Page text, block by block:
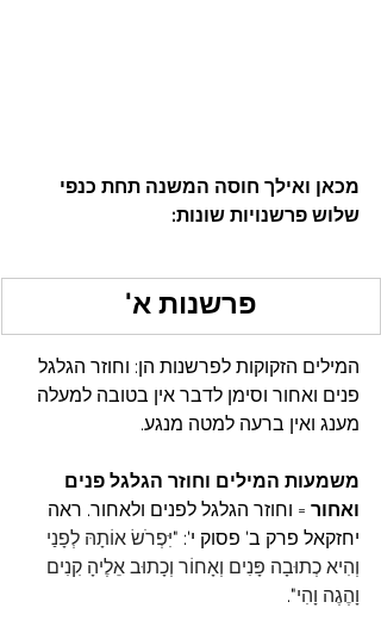
מכאן ואילך חוסה המשנה תחת כנפי
שלוש פרשנויות שונות:
פרשנות א'
המילים הזקוקות לפרשנות הן: וחוזר הגלגל
פנים ואחור וסימן לדבר אין בטובה למעלה
מענג ואין ברעה למטה מנגע.
משמעות המילים וחוזר הגלגל פנים
ואחור = וחוזר הגלגל לפנים ולאחור. ראה
יחזקאל פרק ב' פסוק י': "יִּפְרֹשׂ אוֹתָהּ לְפָנַי
וְהִיא כְתוּבָה פָּנִים וְאָחוֹר וְכָתוּב אֵלֶיהָ קִנִים
וָהֶגֶה וָהִי".